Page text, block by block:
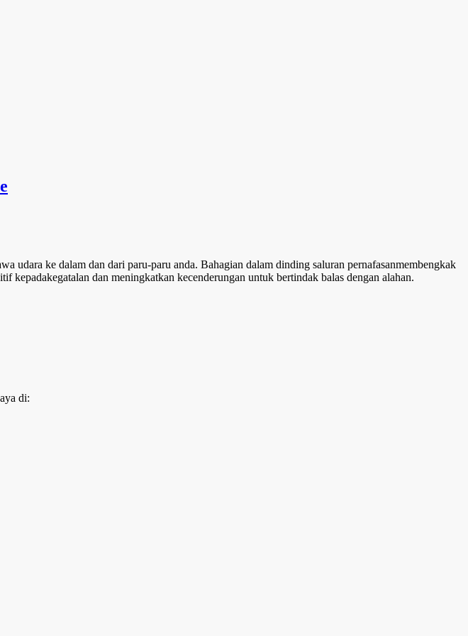
udara ke dalam dan dari paru-paru anda. Bahagian dalam dinding saluran pernafasanmembengkak
kepadakegatalan dan meningkatkan kecenderungan untuk bertindak balas dengan alahan.
di: